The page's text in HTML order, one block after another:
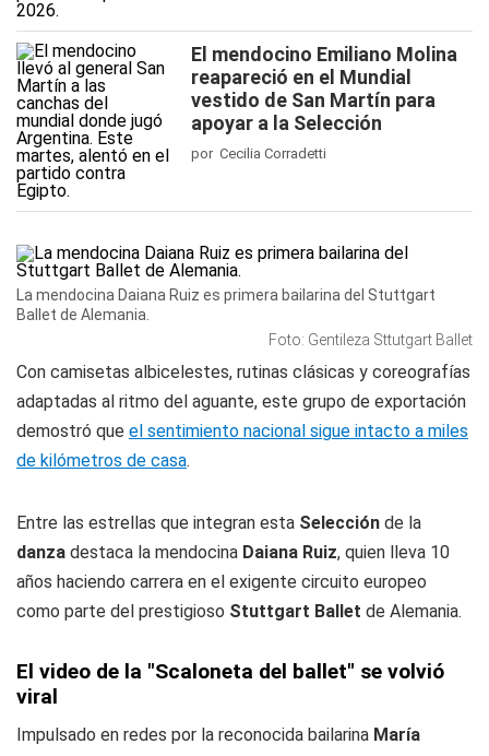
El mendocino Emiliano Molina
reapareció en el Mundial
vestido de San Martín para
apoyar a la Selección
por Cecilia Corradetti
La mendocina Daiana Ruiz es primera bailarina del Stuttgart
Ballet de Alemania.
Foto: Gentileza Sttutgart Ballet
Con camisetas albicelestes, rutinas clásicas y coreografías
adaptadas al ritmo del aguante, este grupo de exportación
demostró que el sentimiento nacional sigue intacto a miles
de kilómetros de casa.
Entre las estrellas que integran esta Selección de la
danza destaca la mendocina Daiana Ruiz, quien lleva 10
años haciendo carrera en el exigente circuito europeo
como parte del prestigioso Stuttgart Ballet de Alemania.
El video de la "Scaloneta del ballet" se volvió
viral
Impulsado en redes por la reconocida bailarina María